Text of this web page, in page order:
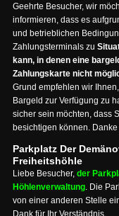
Geehrte Besucher, wir
informieren, dass es
und betrieblichen
Zahlungsterminals zu
kann, in denen eine
Zahlungskarte nicht
Grund empfehlen wir
Bargeld zur Verfügung zu
sicher sein möchten, dass
besichtigen können.
Parkplatz Der
Freiheitshöhle
Liebe Besucher, der
Höhlenverwaltung. Die
von einer anderen Stelle
Dank für Ihr Verständnis.